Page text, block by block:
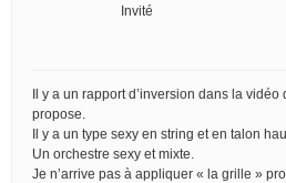
Invité
Il y a un rapport d’inversion dans la
propose.
Il y a un type sexy en string et en talon
Un orchestre sexy et mixte.
Je n’arrive pas à appliquer « la grille »